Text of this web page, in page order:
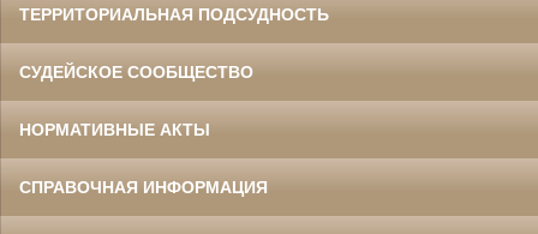
ТЕРРИТОРИАЛЬНАЯ ПОДСУДНОСТЬ
СУДЕЙСКОЕ СООБЩЕСТВО
НОРМАТИВНЫЕ АКТЫ
СПРАВОЧНАЯ ИНФОРМАЦИЯ